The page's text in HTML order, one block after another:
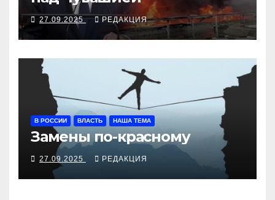
27.09.2025 РЕДАКЦИЯ
В РОССИИ ВЛАСТЬ НАША ТЕМА
Замены по-красному
27.09.2025 РЕДАКЦИЯ